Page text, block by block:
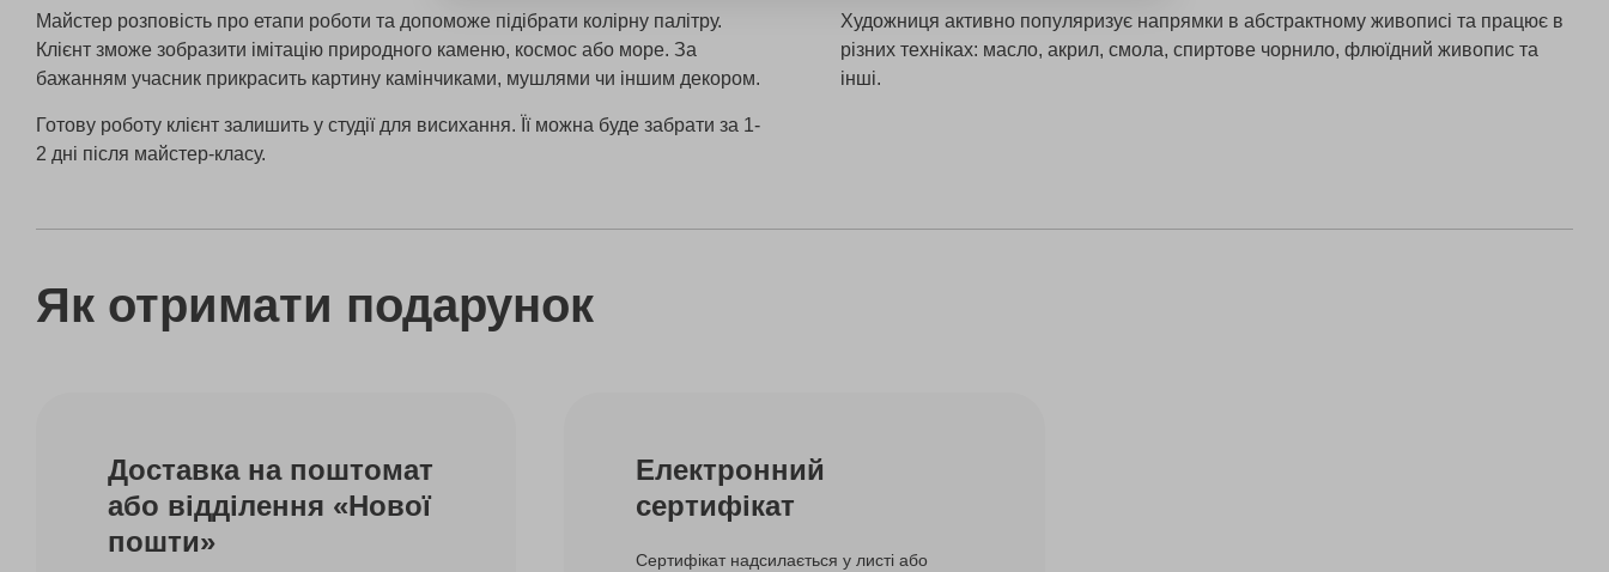
Майстер розповість про етапи роботи та допоможе підібрати колірну палітру.
Клієнт зможе зобразити імітацію природного каменю, космос або море. За
бажанням учасник прикрасить картину камінчиками, мушлями чи іншим декором.
Готову роботу клієнт залишить у студії для висихання. Її можна буде забрати за 1-
2 дні після майстер-класу.
Художниця активно популяризує напрямки в абстрактному живописі та працює в
різних техніках: масло, акрил, смола, спиртове чорнило, флюїдний живопис та
інші.
Як отримати подарунок
Доставка на поштомат
або відділення «Нової
пошти»
Електронний
сертифікат
Сертифікат надсилається у листі або